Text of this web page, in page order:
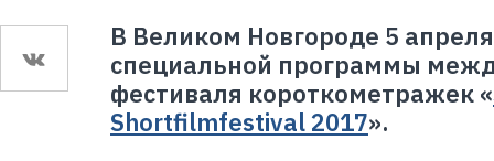
В Великом Новгороде 5
специальной программы
фестиваля короткометражек «
Shortfilmfestival 2017».